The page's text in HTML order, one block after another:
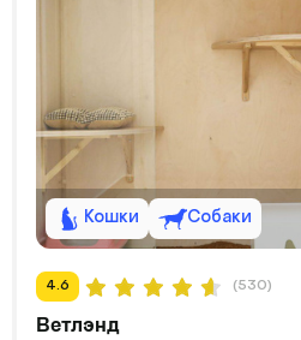
Кошки Собаки
4.6 (530)
Ветлэнд